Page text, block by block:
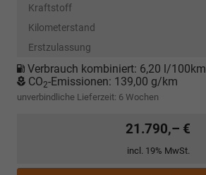
Kraftstoff
Kilometerstand
Erstzulassung
Verbrauch kombiniert: 6,20 l/100km
CO2-Emissionen: 139,00 g/km
unverbindliche Lieferzeit: 6 Wochen
21.790,– €
incl. 19% MwSt.